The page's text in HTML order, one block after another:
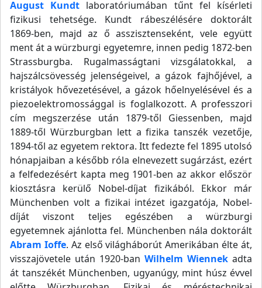
August Kundt laboratóriumában tűnt fel kísérleti
fizikusi tehetsége. Kundt rábeszélésére doktorált
1869-ben, majd az ő asszisztenseként, vele együtt
ment át a würzburgi egyetemre, innen pedig 1872-ben
Strassburgba. Rugalmasságtani vizsgálatokkal, a
hajszálcsövesség jelenségeivel, a gázok fajhőjével, a
kristályok hővezetésével, a gázok hőelnyelésével és a
piezoelektromossággal is foglalkozott. A professzori
cím megszerzése után 1879-től Giessenben, majd
1889-től Würzburgban lett a fizika tanszék vezetője,
1894-től az egyetem rektora. Itt fedezte fel 1895 utolsó
hónapjaiban a később róla elnevezett sugárzást, ezért
a felfedezésért kapta meg 1901-ben az akkor először
kiosztásra kerülő Nobel-díjat fizikából. Ekkor már
Münchenben volt a fizikai intézet igazgatója, Nobel-
díját viszont teljes egészében a würzburgi
egyetemnek ajánlotta fel. Münchenben nála doktorált
Abram Ioffe. Az első világháborút Amerikában élte át,
visszajövetele után 1920-ban Wilhelm Wiennek adta
át tanszékét Münchenben, ugyanúgy, mint húsz évvel